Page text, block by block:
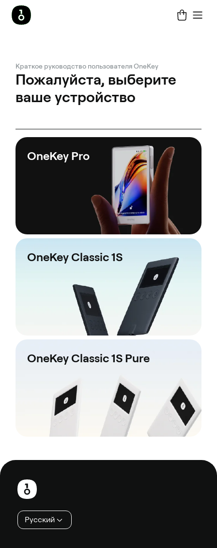
Краткое руководство пользователя OneKey
Пожалуйста, выберите
ваше устройство
OneKey Pro
OneKey Classic 1S
OneKey Classic 1S Pure
Нижний
колонтитул
Русский